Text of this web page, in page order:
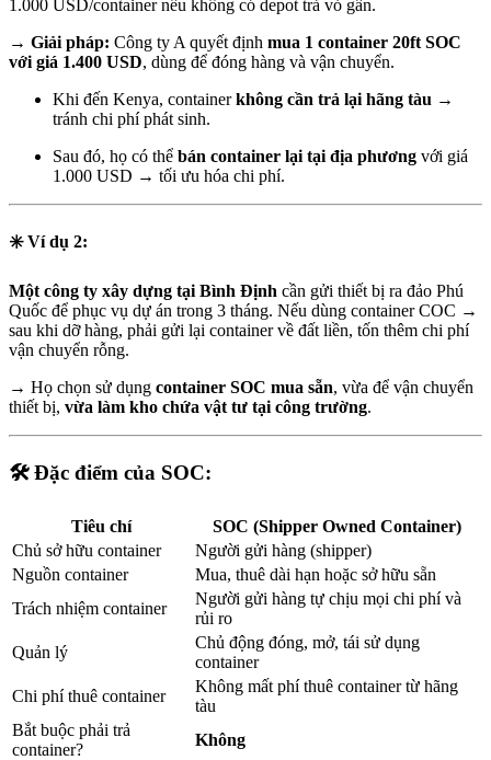
1.000 USD/container nếu không có depot trả vỏ gần.
→ Giải pháp: Công ty A quyết định mua 1 container 20ft SOC
với giá 1.400 USD, dùng để đóng hàng và vận chuyển.
Khi đến Kenya, containerkhông cần trả lại hãng tàu →
tránh chi phí phát sinh.
Sau đó, họ có thể bán container lại tại địa phương với giá
1.000 USD → tối ưu hóa chi phí.
✳️ Ví dụ 2:
Một công ty xây dựng tại Bình Định cần gửi thiết bị ra đảo Phú
Quốc để phục vụ dự án trong 3 tháng. Nếu dùng container COC →
sau khi dỡ hàng, phải gửi lại container về đất liền, tốn thêm chi phí
vận chuyển rỗng.
→ Họ chọn sử dụng container SOC mua sẵn, vừa để vận chuyển
thiết bị, vừa làm kho chứa vật tư tại công trường.
🛠️Đặc điểm của SOC:
Tiêu chí SOC (Shipper Owned Container)
Chủ sở hữu container
Người gửi hàng (shipper)
Nguồn container
Mua, thuê dài hạn hoặc sở hữu sẵn
Trách nhiệm container
Người gửi hàng tự chịu mọi chi phí và
rủi ro
Quản lý
Chủ động đóng, mở, tái sử dụng
container
Chi phí thuê container
Không mất phí thuê container từ hãng
tàu
Bắt buộc phải trả
container?
Không